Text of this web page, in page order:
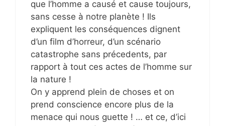
que l’homme a causé et cause toujours,
sans cesse à notre planète ! Ils
expliquent les conséquences dignent
d’un film d’horreur, d’un scénario
catastrophe sans précedents, par
rapport à tout ces actes de l’homme sur
la nature !
On y apprend plein de choses et on
prend conscience encore plus de la
menace qui nous guette ! … et ce, d’ici